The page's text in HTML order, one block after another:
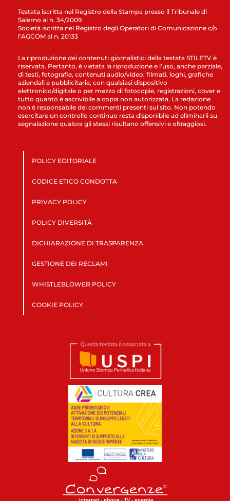
Testata iscritta nel Registro della Stampa presso il Tribunale di
Salerno al n. 34/2009
Società iscritta nel Registro degli Operatori di Comunicazione c/o
l’AGCOM al n. 20133
La riproduzione dei contenuti giornalistici della testata STILETV è
riservata. Pertanto, è vietata la riproduzione e l’uso, anche parziale,
di testi, fotografie, contenuti audio/video, filmati, loghi, grafiche
aziendali e pubblicitarie, con qualsiasi dispositivo
elettronico/digitale o per mezzo di fotocopie, registrazioni, cover e
tutto quanto è ascrivibile a copia non autorizzata. La redazione
non è responsabile dei commenti presenti sul sito. Non potendo
esercitare un controllo continuo resta disponibile ad eliminarli su
segnalazione qualora gli stessi risultano offensivi e oltraggiosi.
POLICY EDITORIALE
CODICE ETICO CONDOTTA
PRIVACY POLICY
POLICY DIVERSITÀ
DICHIARAZIONE DI TRASPARENZA
GESTIONE DEI RECLAMI
WHISTLEBLOWER POLICY
COOKIE POLICY